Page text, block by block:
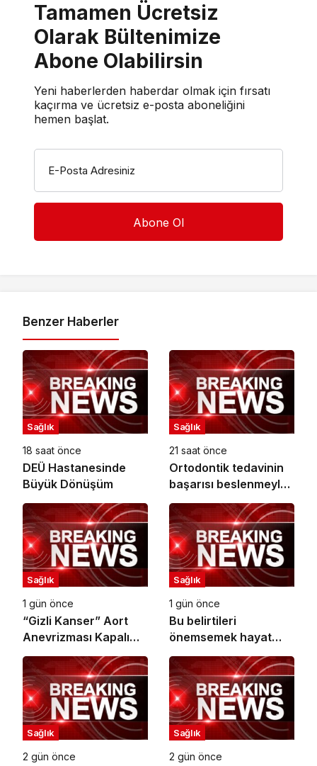
Tamamen Ücretsiz
Olarak Bültenimize
Abone Olabilirsin
Yeni haberlerden haberdar olmak için fırsatı
kaçırma ve ücretsiz e-posta aboneliğini
hemen başlat.
E-Posta Adresiniz
Benzer Haberler
Sağlık
18 saat önce
DEÜ Hastanesinde
Büyük Dönüşüm
Sağlık
21 saat önce
Ortodontik tedavinin
başarısı beslenmeyle
başlar!
Sağlık
1 gün önce
“Gizli Kanser” Aort
Anevrizması Kapalı
Yöntemle Tedavi Edildi
Sağlık
1 gün önce
Bu belirtileri
önemsemek hayat
kurtarıyor
Sağlık
2 gün önce
Sağlık
2 gün önce